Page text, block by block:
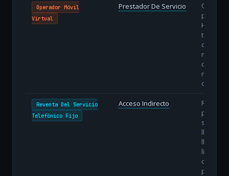
Operador Móvil
Virtual
Prestador De Servicio
OMV
propio:
HLR/
tarjetas
con
margen
mayor
Reventa Del Servicio
Telefónico Fijo
Acceso Indirecto
Reventa
llamada
llamada
línea del